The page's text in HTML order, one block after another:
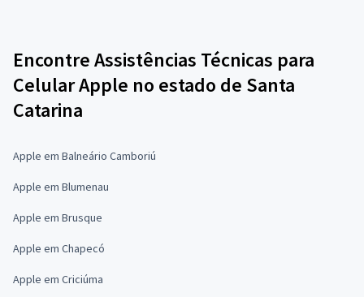
Encontre Assistências Técnicas para
Celular Apple no estado de Santa
Catarina
Apple em Balneário Camboriú
Apple em Blumenau
Apple em Brusque
Apple em Chapecó
Apple em Criciúma